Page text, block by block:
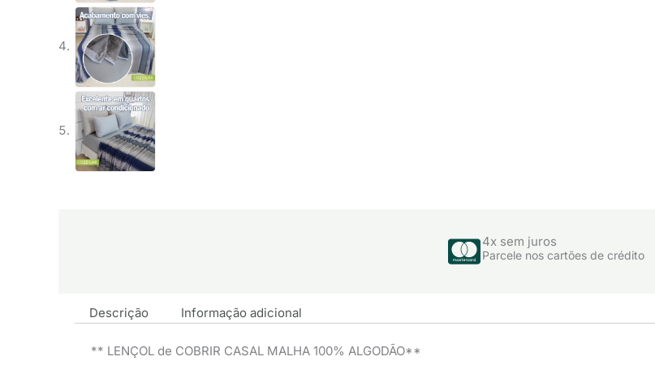
4x sem juros
Parcele nos cartões de crédito
Descrição Informação adicional
** LENÇOL de COBRIR CASAL MALHA 100% ALGODÃO**